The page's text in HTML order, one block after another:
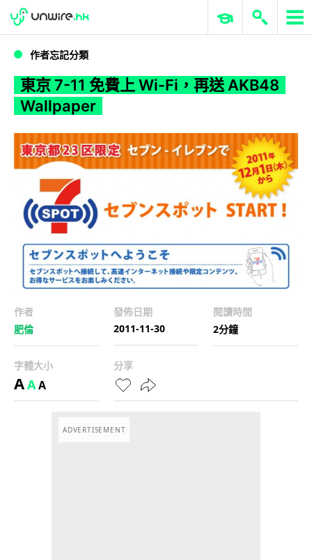
WWDC 2026 ERP 與商業 AI
作者忘記分類
東京 7-11 免費上 Wi-Fi，再送 AKB48
Wallpaper
作者
肥倫
發佈日期
2011-11-30
閱讀時間
2分鐘
字體大小
AAA
分享
ADVERTISEMENT